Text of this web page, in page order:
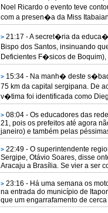
Noel Ricardo o evento teve
com a presen�a da Miss
> 21:17 - A secret�ria da
Bispo dos Santos, insinuando
Deficientes F�sicos de
> 15:34 - Na manh� deste
75 km da capital sergipana. De
v�tima foi identificada como
> 08:04 - Os educadores das
21, pois os prefeitos até agora
janeiro) e também pelas
> 22:49 - O superintendente
Sergipe, Otávio Soares, disse
Aracaju a Brasília. Se vier a ser
> 23:16 - Há uma semana os
na entrada do município de
que um engarrafamento de